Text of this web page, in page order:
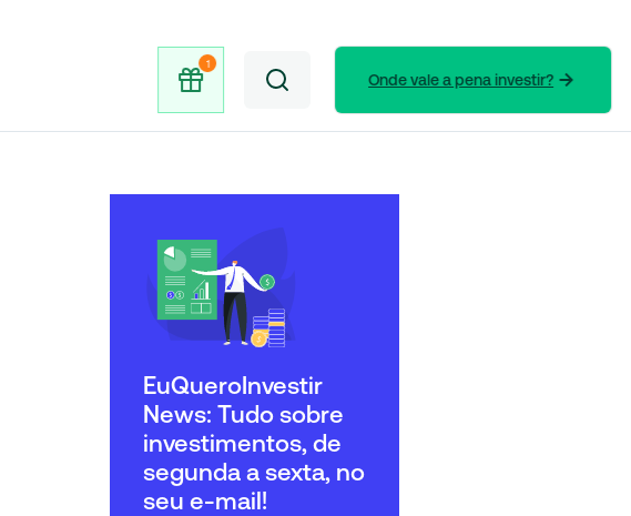
Onde vale a pena investir?
EuQueroInvestir
News: Tudo sobre
investimentos, de
segunda a sexta, no
seu e-mail!